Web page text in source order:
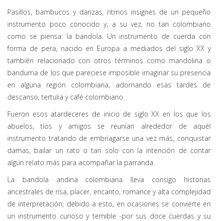
Pasillos, bambucos y danzas, ritmos insignes de un pequeño
instrumento poco conocido y, a su vez, no tan colombiano
como se piensa: la bandola. Un instrumento de cuerda con
forma de pera, nacido en Europa a mediados del siglo XX y
también relacionado con otros términos como mandolina o
bandurria de los que pareciese imposible imaginar su presencia
en alguna región colombiana, adornando esas tardes de
descanso, tertulia y café colombiano.
Fueron esos atardeceres de inicio de siglo XX en los que los
abuelos, tíos y amigos se reunían alrededor de aquél
instrumento tratando de embriagarse una vez más, conquistar
damas, bailar un rato o tan solo con la intención de contar
algún relato más para acompañar la parranda.
La bandola andina colombiana lleva consigo historias
ancestrales de risa, placer, encanto, romance y alta complejidad
de interpretación; debido a esto, en ocasiones se convierte en
un instrumento curioso y temible -por sus doce cuerdas y su